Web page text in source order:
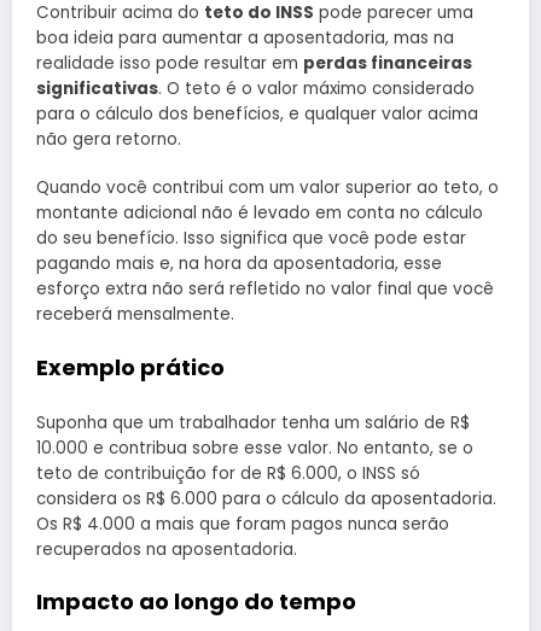
Contribuir acima do teto do INSS pode parecer uma
boa ideia para aumentar a aposentadoria, mas na
realidade isso pode resultar em perdas financeiras
significativas. O teto é o valor máximo considerado
para o cálculo dos benefícios, e qualquer valor acima
não gera retorno.
Quando você contribui com um valor superior ao teto, o
montante adicional não é levado em conta no cálculo
do seu benefício. Isso significa que você pode estar
pagando mais e, na hora da aposentadoria, esse
esforço extra não será refletido no valor final que você
receberá mensalmente.
Exemplo prático
Suponha que um trabalhador tenha um salário de R$
10.000 e contribua sobre esse valor. No entanto, se o
teto de contribuição for de R$ 6.000, o INSS só
considera os R$ 6.000 para o cálculo da aposentadoria.
Os R$ 4.000 a mais que foram pagos nunca serão
recuperados na aposentadoria.
Impacto ao longo do tempo